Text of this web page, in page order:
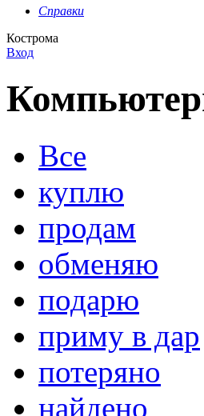
Справки
Кострома
Вход
Все
куплю
продам
обменяю
подарю
приму в дар
потеряно
найдено